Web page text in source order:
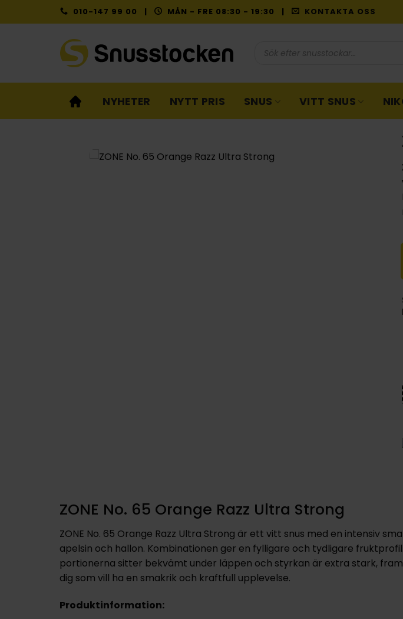
to
010-147 99 00 | MÅN - FRE 08:30 - 19:30 | KONTAKTA OSS
NYHETER NYTT PRIS SNUS VITT SNUS
ZONE No. 65 Orange Razz Ultra Strong
ZONE No. 65 Orange Razz Ultra Strong är ett vitt snus med en intensiv
apelsin och hallon. Kombinationen ger en fylligare och tydligare
portionerna sitter bekvämt under läppen och styrkan är extra stark,
dig som vill ha en smakrik och kraftfull upplevelse.
Produktinformation: